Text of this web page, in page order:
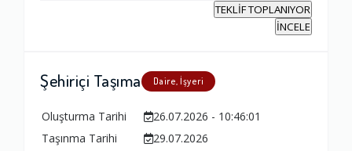
TEKLİF TOPLANIYOR
İNCELE
Şehiriçi Taşıma Daire, İşyeri
Oluşturma Tarihi
26.07.2026 - 10:46:01
Taşınma Tarihi
29.07.2026